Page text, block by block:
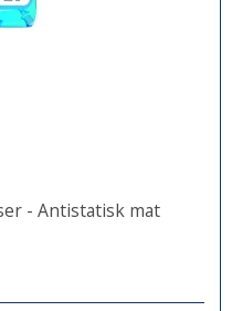
- Antistatisk mat